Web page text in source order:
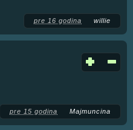
pre 16 godina willie
pre 15 godina Majmuncina